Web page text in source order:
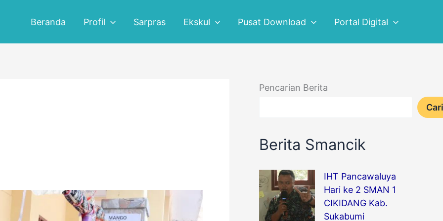
Beranda Profil Sarpras Ekskul Pusat Download Portal Digital
Pencarian Berita
Cari
Berita Smancik
IHT Pancawaluya
Hari ke 2 SMAN 1
CIKIDANG Kab.
Sukabumi